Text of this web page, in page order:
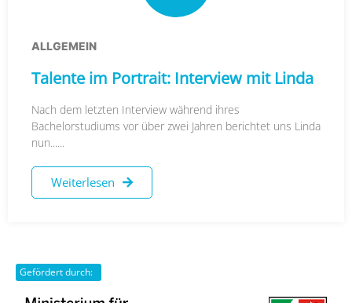
ALLGEMEIN
Talente im Portrait: Interview mit Linda
Nach dem letzten Interview während ihres
Bachelorstudiums vor über zwei Jahren berichtet uns Linda
nun......
Weiterlesen
Gefördert durch: